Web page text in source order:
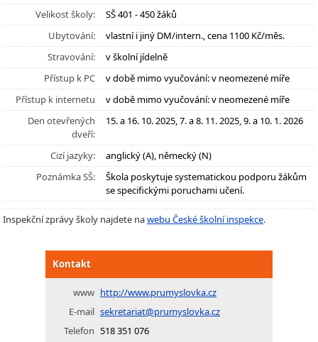
Velikost školy:
SŠ 401 - 450 žáků
Ubytování:
vlastní i jiný DM/intern., cena 1100 Kč/měs.
Stravování:
v školní jídelně
Přístup k PC
v době mimo vyučování: v neomezené míře
Přístup k internetu
v době mimo vyučování: v neomezené míře
Den otevřených
dveří:
15. a 16. 10. 2025, 7. a 8. 11. 2025, 9. a 10. 1. 2026
Cizí jazyky:
anglický (A), německý (N)
Poznámka SŠ:
Škola poskytuje systematickou podporu žákům
se specifickými poruchami učení.
Inspekční zprávy školy najdete nawebu České školní inspekce.
Kontakt
www http://www.prumyslovka.cz
E-mail sekretariat@prumyslovka.cz
Telefon 518 351 076